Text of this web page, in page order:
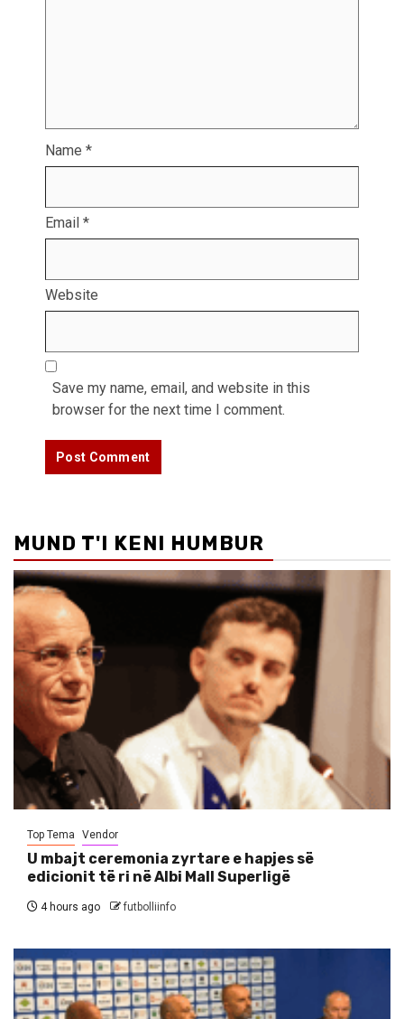
Name *
Email *
Website
Save my name, email, and website in this
browser for the next time I comment.
MUND T'I KENI HUMBUR
Top Tema Vendor
U mbajt ceremonia zyrtare e hapjes së
edicionit të ri në Albi Mall Superligë
4 hours ago futbolliinfo